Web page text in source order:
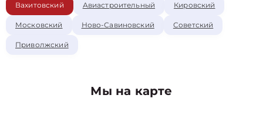
Вахитовский Авиастроительный Кировский
Московский Ново-Савиновский Советский
Приволжский
Мы на карте